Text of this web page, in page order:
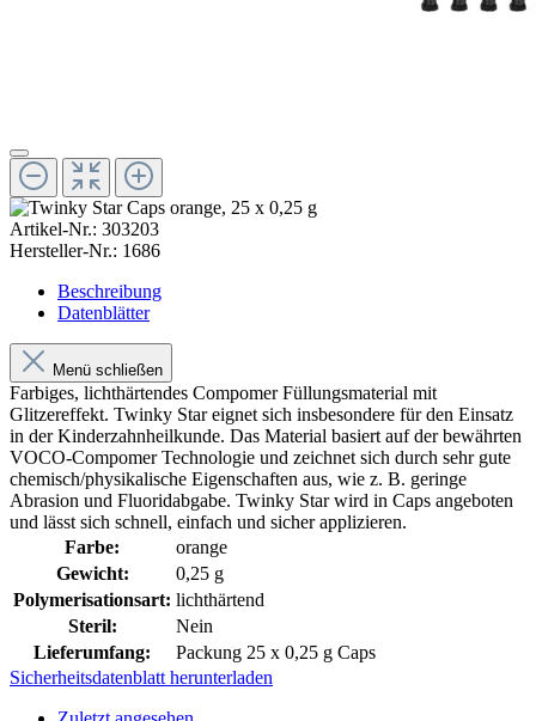
Artikel-Nr.: 303203
Hersteller-Nr.: 1686
Beschreibung
Datenblätter
Menü schließen
Farbiges, lichthärtendes Compomer Füllungsmaterial mit
Glitzereffekt. Twinky Star eignet sich insbesondere für den Einsatz
in der Kinderzahnheilkunde. Das Material basiert auf der bewährten
VOCO-Compomer Technologie und zeichnet sich durch sehr gute
chemisch/physikalische Eigenschaften aus, wie z. B. geringe
Abrasion und Fluoridabgabe. Twinky Star wird in Caps angeboten
und lässt sich schnell, einfach und sicher applizieren.
Farbe:
orange
Gewicht:
0,25 g
Polymerisationsart: lichthärtend
Steril:
Nein
Lieferumfang:
Packung 25 x 0,25 g Caps
Sicherheitsdatenblatt herunterladen